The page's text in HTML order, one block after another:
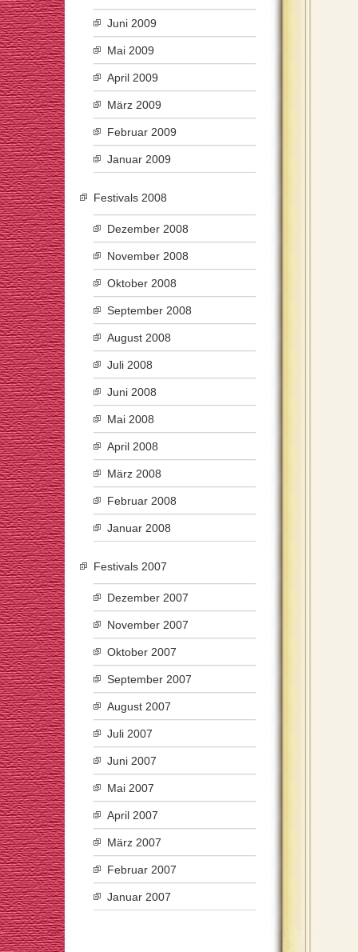
Juni 2009
Mai 2009
April 2009
März 2009
Februar 2009
Januar 2009
Festivals 2008
Dezember 2008
November 2008
Oktober 2008
September 2008
August 2008
Juli 2008
Juni 2008
Mai 2008
April 2008
März 2008
Februar 2008
Januar 2008
Festivals 2007
Dezember 2007
November 2007
Oktober 2007
September 2007
August 2007
Juli 2007
Juni 2007
Mai 2007
April 2007
März 2007
Februar 2007
Januar 2007